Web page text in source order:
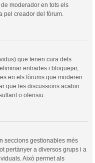
moderador en tots els
pel creador del fòrum.
que tenen cura dels
entrades i bloquejar,
en els fòrums que moderen.
que les discussions acabin
o ofensiu.
seccions gestionables més
pertànyer a diversos grups i a
Això permet als